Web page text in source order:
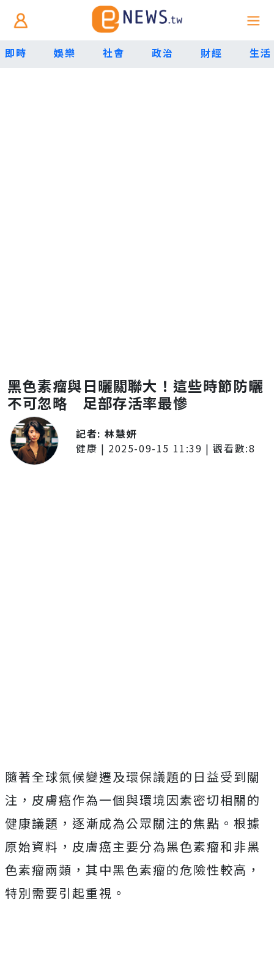
即時 娛樂 社會 政治 財經 生活
黑色素瘤與日曬關聯大！這些時節防曬
不可忽略 足部存活率最慘
記者:林慧妍
健康 | 2025-09-15 11:39 | 觀看數:8
隨著全球氣候變遷及環保議題的日益受到關
注，皮膚癌作為一個與環境因素密切相關的
健康議題，逐漸成為公眾關注的焦點。根據
原始資料，皮膚癌主要分為黑色素瘤和非黑
色素瘤兩類，其中黑色素瘤的危險性較高，
特別需要引起重視。